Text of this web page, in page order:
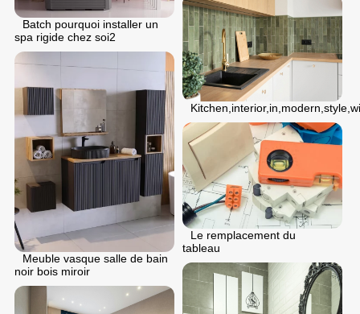
Batch pourquoi installer un
spa rigide chez soi2
Meuble vasque salle de bain
noir bois miroir
Le remplacement du
tableau